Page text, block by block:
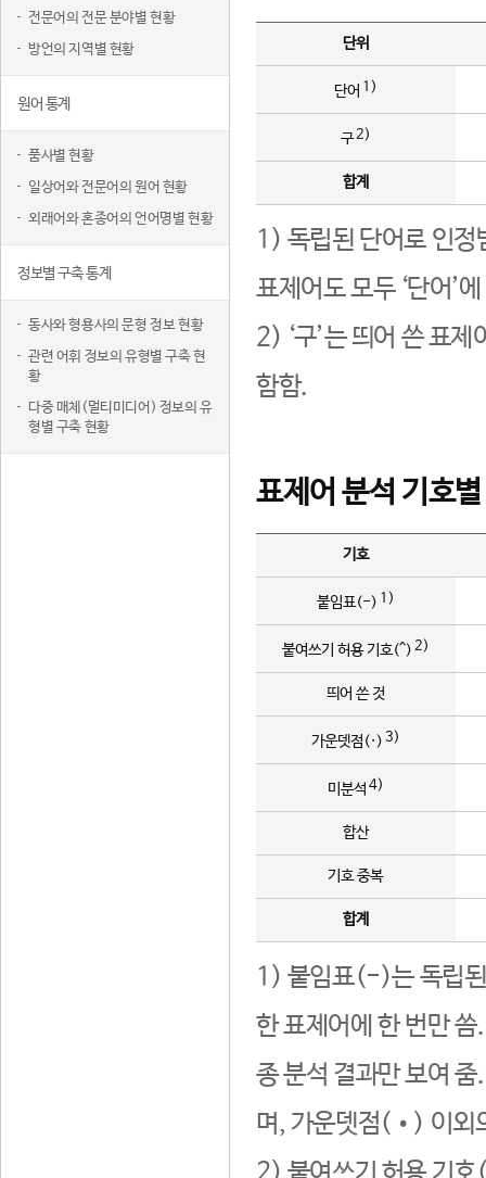
전문어의 전문 분야별 현황
방언의 지역별 현황
원어 통계
품사별 현황
일상어와 전문어의 원어 현황
외래어와 혼종어의 언어명별 현황
정보별 구축 통계
동사와 형용사의 문형 정보 현황
관련 어휘 정보의 유형별 구축 현
황
다중 매체(멀티미디어) 정보의 유
형별 구축 현황
단위
단어 1)
구2)
합계
1) 독립된 단어로 인정
표제어도 모두 ‘단어’
2) ‘구’는 띄어 쓴 표
함함.
표제어 분석 기호
기호
붙임표(-) 1)
붙여쓰기 허용 기호(^) 2)
띄어 쓴 것
가운뎃점(·) 3)
미분석 4)
합산
기호 중복
합계
1) 붙임표(-)는 독립된
한 표제어에 한 번만
종 분석 결과만 보여
며, 가운뎃점(•) 이외